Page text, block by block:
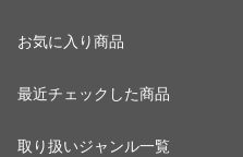
お気に入り商品
最近チェックした商品
取り扱いジャンル一覧